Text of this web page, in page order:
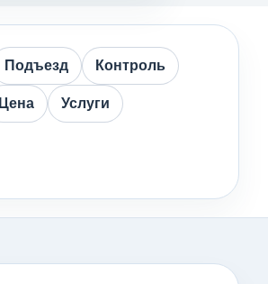
Подъезд Контроль
Цена Услуги